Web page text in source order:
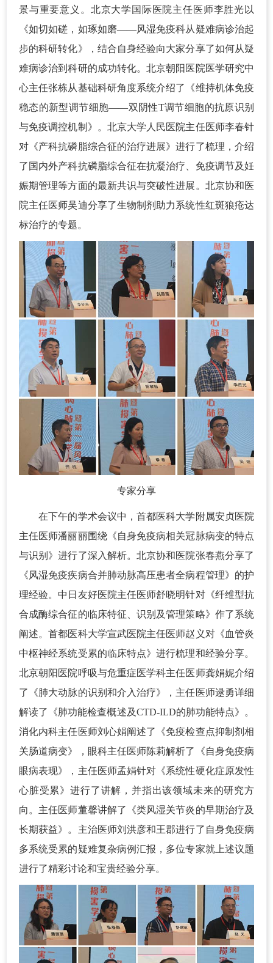
景与重要意义。北京大学国际医院主任医师李胜光以
《如切如磋，如琢如磨——风湿免疫科从疑难病诊治起
步的科研转化》，结合自身经验向大家分享了如何从疑
难病诊治到科研的成功转化。北京朝阳医院医学研究中
心主任张栋从基础科研角度系统介绍了《维持机体免疫
稳态的新型调节细胞——双阴性T调节细胞的抗原识别
与免疫调控机制》。北京大学人民医院主任医师李春针
对《产科抗磷脂综合征的治疗进展》进行了梳理，介绍
了国内外产科抗磷脂综合征在抗凝治疗、免疫调节及妊
娠期管理等方面的最新共识与突破性进展。北京协和医
院主任医师吴迪分享了生物制剂助力系统性红斑狼疮达
标治疗的专题。
专家分享
在下午的学术会议中，首都医科大学附属安贞医院
主任医师潘丽丽围绕《自身免疫病相关冠脉病变的特点
与识别》进行了深入解析。北京协和医院张春燕分享了
《风湿免疫疾病合并肺动脉高压患者全病程管理》的护
理经验。中日友好医院主任医师舒晓明针对《纤维型抗
合成酶综合征的临床特征、识别及管理策略》作了系统
阐述。首都医科大学宣武医院主任医师赵义对《血管炎
中枢神经系统受累的临床特点》进行梳理和经验分享。
北京朝阳医院呼吸与危重症医学科主任医师龚娟妮介绍
了《肺大动脉的识别和介入治疗》，主任医师逯勇详细
解读了《肺功能检查概述及CTD-ILD的肺功能特点》。
消化内科主任医师刘心娟阐述了《免疫检查点抑制剂相
关肠道病变》，眼科主任医师陈莉解析了《自身免疫病
眼病表现》，主任医师孟娟针对《系统性硬化症原发性
心脏受累》进行了讲解，并指出该领域未来的研究方
向。主任医师董馨讲解了《类风湿关节炎的早期治疗及
长期获益》。主治医师刘洪彦和王郡进行了自身免疫病
多系统受累的疑难复杂病例汇报，多位专家就上述议题
进行了精彩讨论和宝贵经验分享。